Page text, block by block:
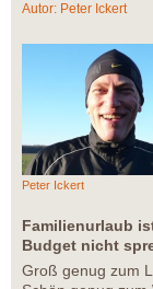
Autor: Peter Ickert
Peter Ickert
Familienurlaub
Budget nicht
Groß genug zum